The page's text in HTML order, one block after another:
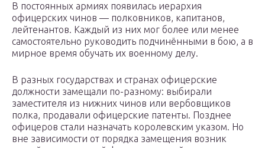
В постоянных армиях появилась иерархия
офицерских чинов — полковников, капитанов,
лейтенантов. Каждый из них мог более или менее
самостоятельно руководить подчинёнными в бою, а в
мирное время обучать их военному делу.
В разных государствах и странах офицерские
должности замещали по-разному: выбирали
заместителя из нижних чинов или вербовщиков
полка, продавали офицерские патенты. Позднее
офицеров стали назначать королевским указом. Но
вне зависимости от порядка замещения возник